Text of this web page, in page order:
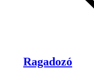
Ragadozó